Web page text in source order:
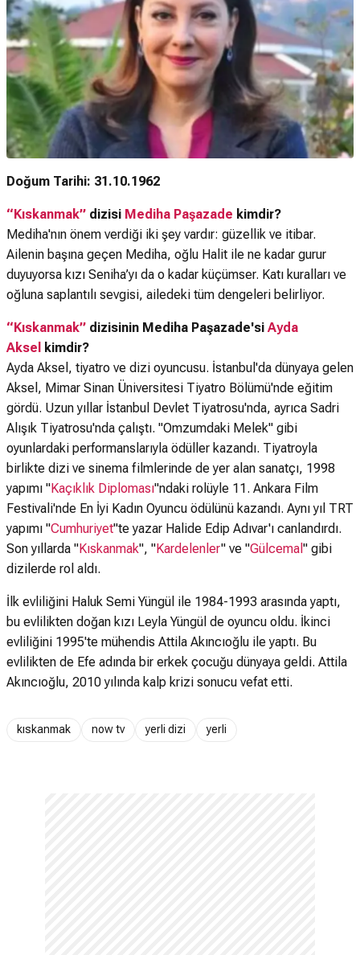
Doğum Tarihi: 31.10.1962
“Kıskanmak” dizisi Mediha Paşazade kimdir?
Mediha'nın önem verdiği iki şey vardır: güzellik ve itibar.
Ailenin başına geçen Mediha, oğlu Halit ile ne kadar gurur
duyuyorsa kızı Seniha’yı da o kadar küçümser. Katı kuralları ve
oğluna saplantılı sevgisi, ailedeki tüm dengeleri belirliyor.
“Kıskanmak” dizisinin Mediha Paşazade'si Ayda
Aksel
kimdir?
Ayda Aksel, tiyatro ve dizi oyuncusu. İstanbul'da dünyaya gelen
Aksel, Mimar Sinan Üniversitesi Tiyatro Bölümü'nde eğitim
gördü. Uzun yıllar İstanbul Devlet Tiyatrosu'nda, ayrıca Sadri
Alışık Tiyatrosu'nda çalıştı. "Omzumdaki Melek" gibi
oyunlardaki performanslarıyla ödüller kazandı. Tiyatroyla
birlikte dizi ve sinema filmlerinde de yer alan sanatçı, 1998
yapımı "Kaçıklık Diploması"ndaki rolüyle 11. Ankara Film
Festivali'nde En İyi Kadın Oyuncu ödülünü kazandı. Aynı yıl TRT
yapımı "Cumhuriyet"te yazar Halide Edip Adıvar'ı canlandırdı.
Son yıllarda "Kıskanmak", "Kardelenler" ve "Gülcemal " gibi
dizilerde rol aldı.
İlk evliliğini Haluk Semi Yüngül ile 1984-1993 arasında yaptı,
bu evlilikten doğan kızı Leyla Yüngül de oyuncu oldu. İkinci
evliliğini 1995'te mühendis Attila Akıncıoğlu ile yaptı. Bu
evlilikten de Efe adında bir erkek çocuğu dünyaya geldi. Attila
Akıncıoğlu, 2010 yılında kalp krizi sonucu vefat etti.
kıskanmak now tv yerli dizi yerli